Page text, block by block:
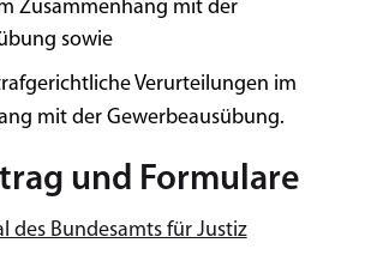
Zusammenhang mit der
sowie
Verurteilungen im
mit der Gewerbeausübung.
und Formulare
des Bundesamts für Justiz